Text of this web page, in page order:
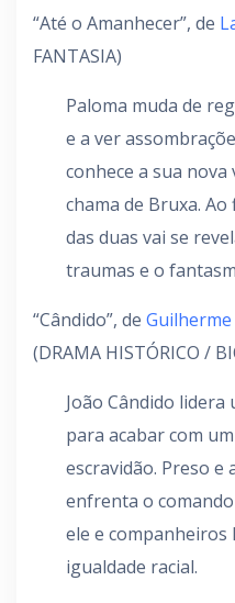
“Até o Amanhecer”, de
FANTASIA)
Paloma muda de
e a ver
conhece a sua
chama de Bruxa.
das duas vai se
traumas e o
“Cândido”, de Guilherme
(DRAMA HISTÓRICO /
João Cândido
para acabar com
escravidão. Preso e
enfrenta o
ele e
igualdade racial.